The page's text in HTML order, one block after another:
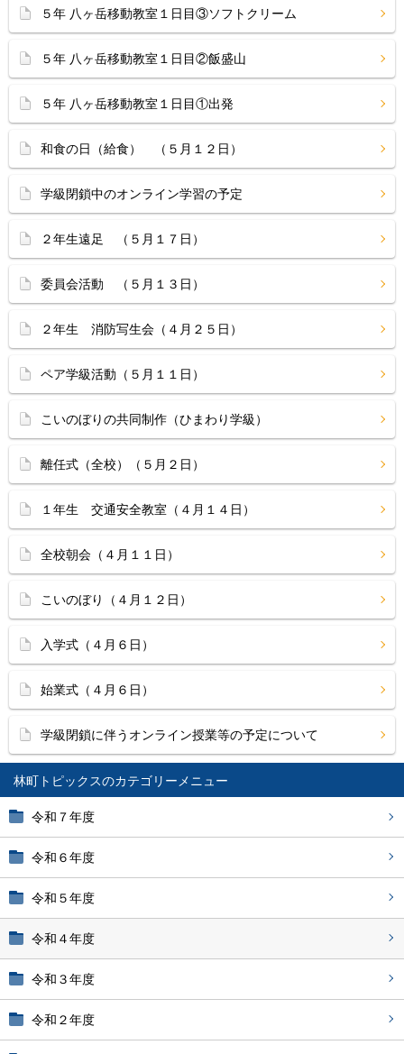
林町トピックス
令和７年度
令和６年度
令和５年度
令和４年度
令和３年度
令和２年度
５年 八ヶ岳移動教室１日目③ソフトクリーム
５年 八ヶ岳移動教室１日目②飯盛山
５年 八ヶ岳移動教室１日目①出発
和食の日（給食） （５月１２日）
学級閉鎖中のオンライン学習の予定
２年生遠足 （５月１７日）
委員会活動 （５月１３日）
２年生 消防写生会（４月２５日）
ペア学級活動（５月１１日）
こいのぼりの共同制作（ひまわり学級）
離任式（全校）（５月２日）
１年生 交通安全教室（４月１４日）
全校朝会（４月１１日）
こいのぼり（４月１２日）
入学式（４月６日）
始業式（４月６日）
学級閉鎖に伴うオンライン授業等の予定について